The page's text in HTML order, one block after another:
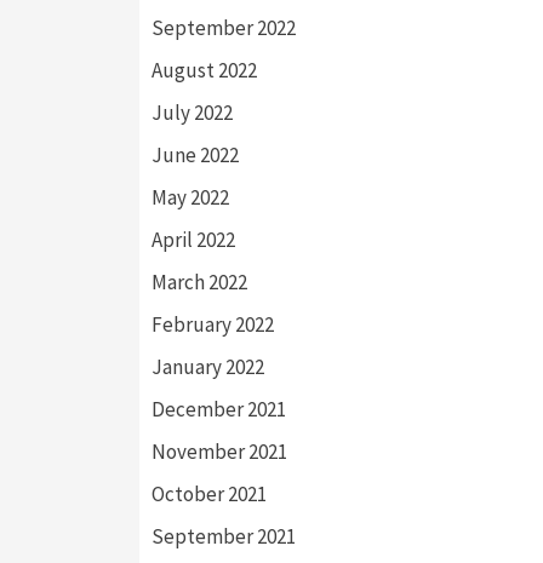
September 2022
August 2022
July 2022
June 2022
May 2022
April 2022
March 2022
February 2022
January 2022
December 2021
November 2021
October 2021
September 2021